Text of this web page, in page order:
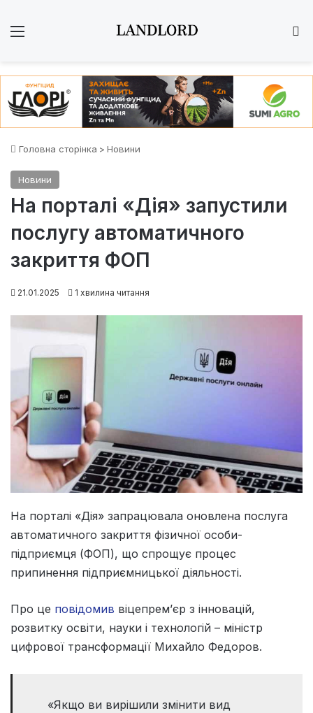
Головна сторінка > Новини
Новини
На порталі «Дія» запустили
послугу автоматичного
закриття ФОП
21.01.2025 1 хвилина читання
На порталі «Дія» запрацювала оновлена послуга
автоматичного закриття фізичної особи-
підприємця (ФОП), що спрощує процес
припинення підприємницької діяльності.
Про це повідомив віцепрем’єр з інновацій,
розвитку освіти, науки і технологій – міністр
цифрової трансформації Михайло Федоров.
«Якщо ви вирішили змінити вид